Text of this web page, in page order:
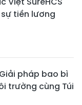
tiền lương
pháp bao bì
trường cùng Túi